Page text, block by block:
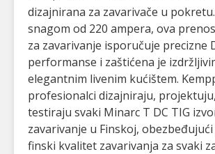
dizajnirana za zavarivače u
snagom od 220 ampera, ova
za zavarivanje isporučuje precizne
performanse i zaštićena je
elegantnim livenim kućištem.
profesionalci dizajniraju,
testiraju svaki Minarc T DC TIG
zavarivanje u Finskoj,
finski kvalitet zavarivanja za svaki